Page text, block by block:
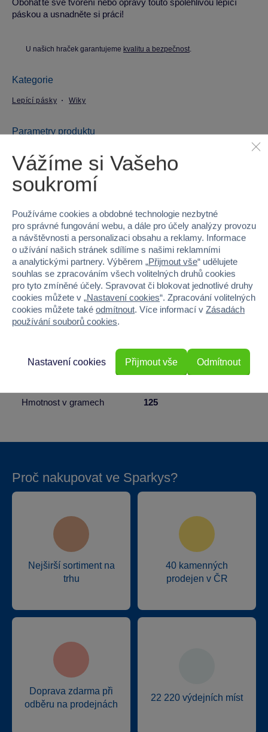
Obohaťte své tvoření nebo opravy touto spolehlivou lepící
páskou a usnadněte si práci!
U našich hraček garantujeme kvalitu a bezpečnost.
Kategorie
Lepící pásky Wiky
Parametry produktu
EAN 8590331332090
Kód produktu
Značka Wiky
Licence TOTO
Věk od 3
Pohlaví HOLKA, KLUK
Šířka
14.5
4.5
Hmotnost v gramech 125
Proč nakupovat ve Sparkys?
Nejširší sortiment na
trhu
40 kamenných
prodejen v ČR
Doprava zdarma při
odběru na prodejnách
22 220 výdejních míst
Vážíme si Vašeho
soukromí
Používáme cookies a obdobné technologie nezbytné
pro správné fungování webu, a dále pro účely analýzy provozu
a návštěvnosti a personalizaci obsahu a reklamy. Informace
o užívání našich stránek sdílíme s našimi reklamními
a analytickými partnery. Výběrem „Přijmout vše“ udělujete
souhlas se zpracováním všech volitelných druhů cookies
pro tyto zmíněné účely. Spravovat či blokovat jednotlivé druhy
cookies můžete v „Nastavení cookies“. Zpracování volitelných
cookies můžete také odmítnout. Více informací v Zásadách
používání souborů cookies.
Odmítnout
Nastavení cookies Přijmout vše